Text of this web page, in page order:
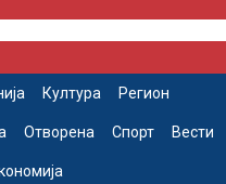
Култура Регион
Отворена Спорт Вести